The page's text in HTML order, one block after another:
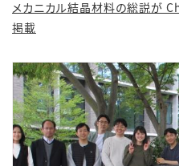
メカニカル結晶材料の総説が
掲載